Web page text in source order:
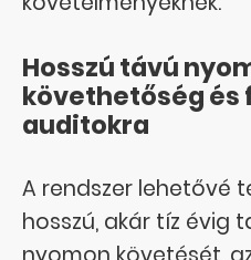
Hosszú távú
követhetőség és
auditokra
A rendszer lehetővé
hosszú, akár tíz évig